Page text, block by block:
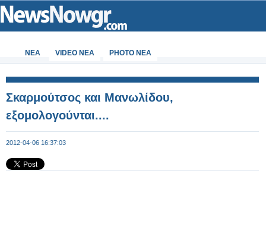
ΝΕΑ VIDEO NEA PHOTO NEA
Σκαρμούτσος και Μανωλίδου,
εξομολογούνται....
2012-04-06 16:37:03